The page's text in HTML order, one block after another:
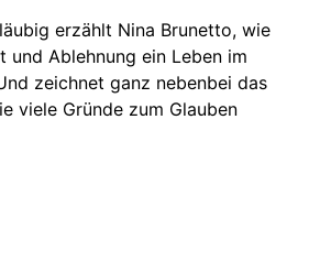
erzählt Nina Brunetto, wie
und Ablehnung ein Leben im
zeichnet ganz nebenbei das
viele Gründe zum Glauben